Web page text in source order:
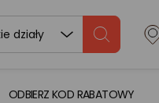
działy
ODBIERZ KOD RABATOWY